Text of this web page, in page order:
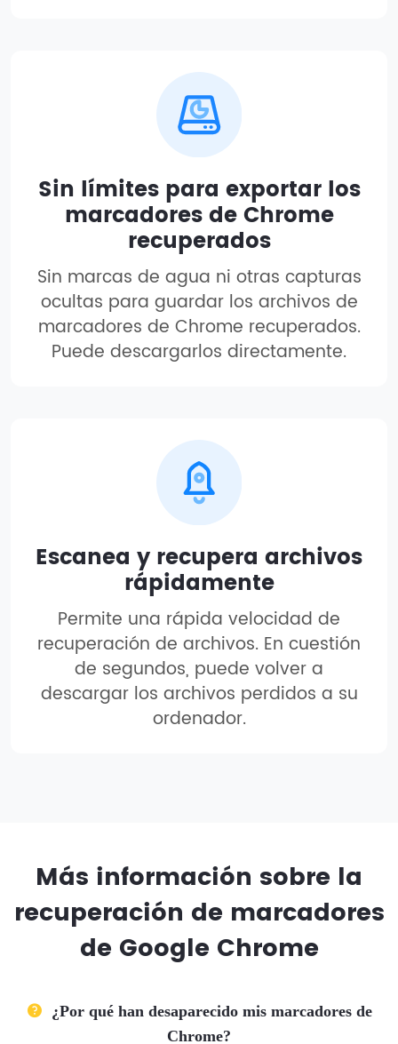
Sin límites para exportar los
marcadores de Chrome
recuperados
Sin marcas de agua ni otras capturas
ocultas para guardar los archivos de
marcadores de Chrome recuperados.
Puede descargarlos directamente.
Escanea y recupera archivos
rápidamente
Permite una rápida velocidad de
recuperación de archivos. En cuestión
de segundos, puede volver a
descargar los archivos perdidos a su
ordenador.
Más información sobre la
recuperación de marcadores
de Google Chrome
¿Por qué han desaparecido mis marcadores de
Chrome?